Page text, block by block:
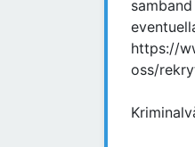
https://
oss/